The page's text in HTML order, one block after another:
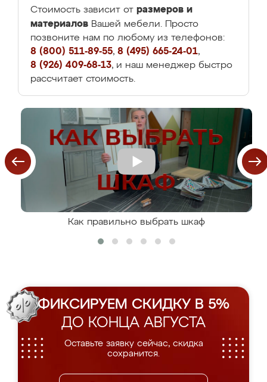
Стоимость зависит от размеров и
материалов Вашей мебели. Просто
позвоните нам по любому из телефонов:
8 (800) 511-89-55, 8 (495) 665-24-01,
8 (926) 409-68-13, и наш менеджер быстро
рассчитает стоимость.
Как правильно выбрать шкаф
ФИКСИРУЕМ СКИДКУ В 5%
ДО КОНЦА АВГУСТА
Оставьте заявку сейчас, скидка
сохранится.